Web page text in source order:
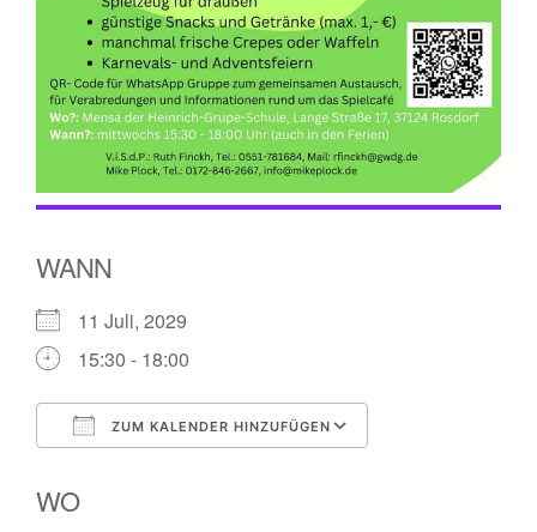
WANN
11 Juli, 2029
15:30 - 18:00
ZUM KALENDER HINZUFÜGEN
WO